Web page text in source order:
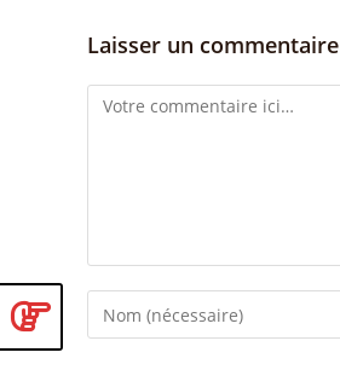
Laisser un commentaire
Comment
Enter
your